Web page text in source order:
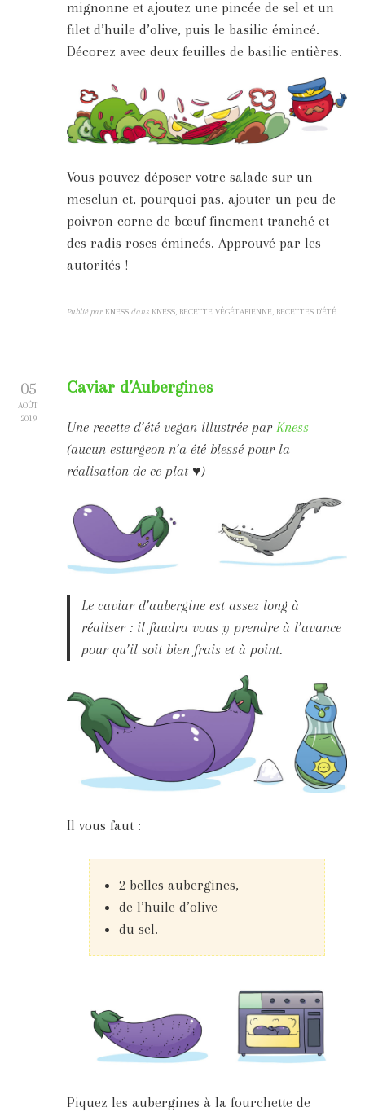
mignonne et ajoutez une pincée de sel et un
filet d’huile d’olive, puis le basilic émincé.
Décorez avec deux feuilles de basilic entières.
Vous pouvez déposer votre salade sur un
mesclun et, pourquoi pas, ajouter un peu de
poivron corne de bœuf finement tranché et
des radis roses émincés. Approuvé par les
autorités !
Publié par KNESS dans KNESS, RECETTE VÉGÉTARIENNE, RECETTES D'ÉTÉ
05
AOÛT
2019
Caviar d’Aubergines
Une recette d’été vegan illustrée par Kness
(aucun esturgeon n’a été blessé pour la
réalisation de ce plat ♥)
Le caviar d’aubergine est assez long à
réaliser : il faudra vous y prendre à l’avance
pour qu’il soit bien frais et à point.
Il vous faut :
2 belles aubergines,
de l’huile d’olive
du sel.
Piquez les aubergines à la fourchette de